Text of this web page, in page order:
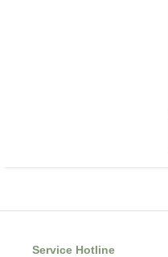
Service Hotline